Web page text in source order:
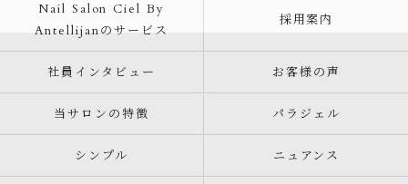
Nail Salon Ciel By
Antellijanのサービス
採用案内
社員インタビュー お客様の声
当サロンの特徴 パラジェル
シンプル ニュアンス